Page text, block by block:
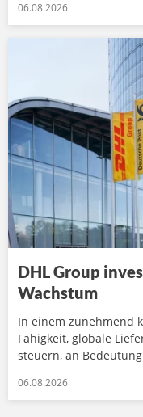
06.08.2026
DHL Group
Wachstum
In einem zunehmend
Fähigkeit, globale
steuern, an
06.08.2026